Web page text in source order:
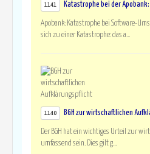
1141 Katastrophe bei der
Apobank: Katastrophe bei Software-
sich zu einer Katastrophe: das a...
1140 BGH zur wirtschaftlichen
Der BGH hat ein wichtiges Urteil zur
umfassend sein. Dies gilt g...